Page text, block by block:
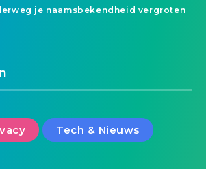
je naamsbekendheid vergroten
Tech & Nieuws